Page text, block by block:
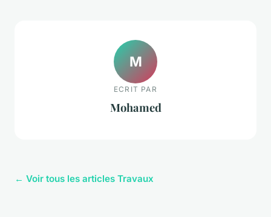
M
ECRIT PAR
Mohamed
← Voir tous les articles Travaux